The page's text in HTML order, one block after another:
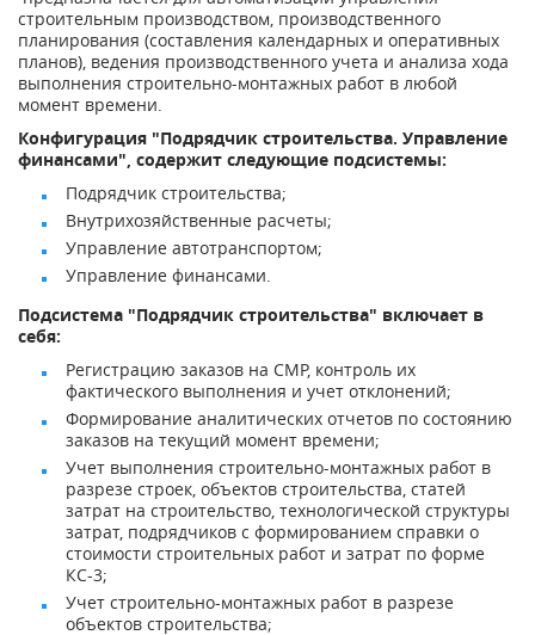
строительным производством, производственного
планирования (составления календарных и оперативных
планов), ведения производственного учета и анализа хода
выполнения строительно-монтажных работ в любой
момент времени.
Конфигурация "Подрядчик строительства. Управление
финансами", содержит следующие подсистемы:
Подрядчик строительства;
Внутрихозяйственные расчеты;
Управление автотранспортом;
Управление финансами.
Подсистема "Подрядчик строительства" включает в
себя:
Регистрацию заказов на СМР, контроль их
фактического выполнения и учет отклонений;
Формирование аналитических отчетов по состоянию
заказов на текущий момент времени;
Учет выполнения строительно-монтажных работ в
разрезе строек, объектов строительства, статей
затрат на строительство, технологической структуры
затрат, подрядчиков с формированием справки о
стоимости строительных работ и затрат по форме
КС-3;
Учет строительно-монтажных работ в разрезе
объектов строительства;